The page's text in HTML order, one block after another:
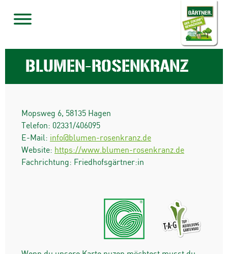
BLUMEN-ROSENKRANZ
Mopsweg 6, 58135 Hagen
Telefon: 02331/406095
E-Mail: info@blumen-rosenkranz.de
Website: https://www.blumen-rosenkranz.de
Fachrichtung: Friedhofsgärtner:in